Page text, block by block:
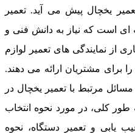
یخچال پیش می آید. تعمیر
است که نیاز به دانش فنی و
نمایندگی های تعمیر لوازم
برای مشتریان ارائه می دهند.
مرتبط با تعمیر یخچال در
کلی، در مورد نحوه انتخاب
یابی و تعمیر دستگاه، نحوه